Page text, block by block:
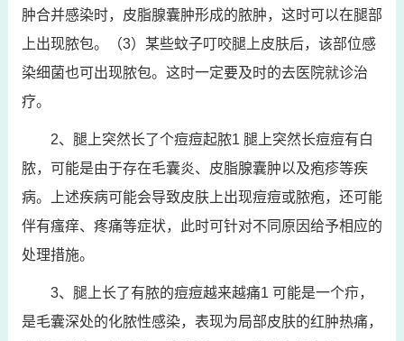
肿合并感染时，皮脂腺囊肿形成的脓肿，这时可以在腿部
上出现脓包。（3）某些蚊子叮咬腿上皮肤后，该部位感
染细菌也可出现脓包。这时一定要及时的去医院就诊治
疗。
2、腿上突然长了个痘痘起脓1 腿上突然长痘痘有白
脓，可能是由于存在毛囊炎、皮脂腺囊肿以及疱疹等疾
病。上述疾病可能会导致皮肤上出现痘痘或脓疱，还可能
伴有瘙痒、疼痛等症状，此时可针对不同原因给予相应的
处理措施。
3、腿上长了有脓的痘痘越来越痛1 可能是一个疖，
是毛囊深处的化脓性感染，表现为局部皮肤的红肿热痛，